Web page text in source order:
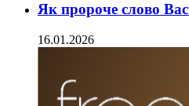
Як пророче слово
16.01.2026